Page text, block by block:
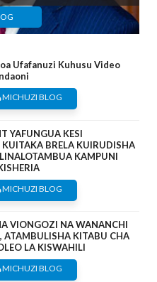
Ufafanuzi Kuhusu Video
MICHUZI BLOG
YAFUNGUA KESI
BRELA KUIRUDISHA
KAMPUNI
MICHUZI BLOG
VIONGOZI NA WANANCHI
ATAMBULISHA KITABU CHA
LA KISWAHILI
MICHUZI BLOG